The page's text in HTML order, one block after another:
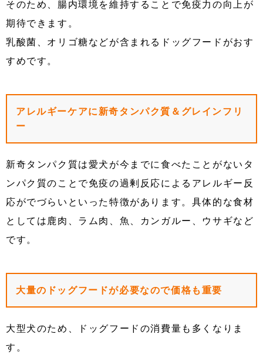
そのため、腸内環境を維持することで免疫力の向上が
期待できます。
乳酸菌、オリゴ糖などが含まれるドッグフードがおす
すめです。
アレルギーケアに新奇タンパク質＆グレインフリ
ー
新奇タンパク質は愛犬が今までに食べたことがないタ
ンパク質のことで免疫の過剰反応によるアレルギー反
応がでづらいといった特徴があります。具体的な食材
としては鹿肉、ラム肉、魚、カンガルー、ウサギなど
です。
大量のドッグフードが必要なので価格も重要
大型犬のため、ドッグフードの消費量も多くなりま
す。